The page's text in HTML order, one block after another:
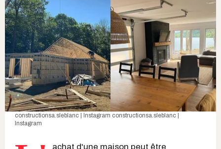
constructionsa.sleblanc | Instagram constructionsa.sleblanc |
Instagram
achat d'une maison peut être